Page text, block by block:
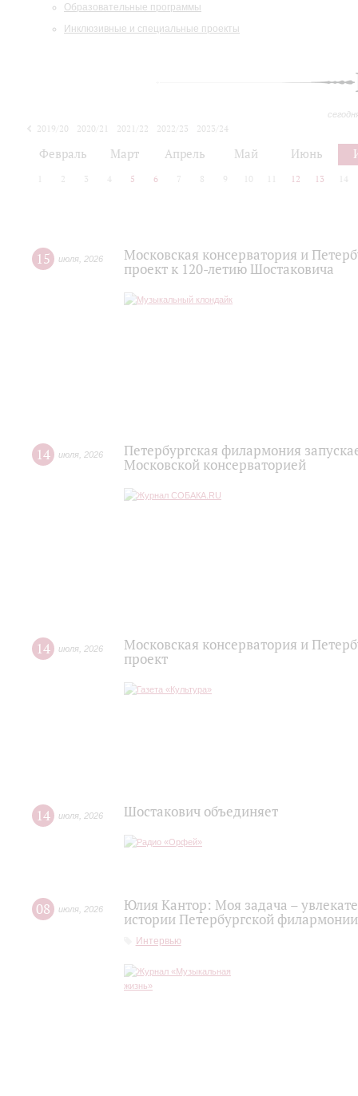
Образовательные программы
Инклюзивные и специальные проекты
2019/20 2020/21 2021/22 2022/23
2023/24
Февраль Март Апрель Май Июнь
2 3 4 5 6 7 8 9 10 12 13 14
15 июля 2026
Московская консерватория и
проект к 120-летию Шостаковича
14 июля 2026
Петербургская филармония
Московской консерваторией
14 июля 2026
Московская консерватория и
проект
14 июля 2026 Шостакович объединяет
08 июля 2026
Юлия Кантор: Моя задача –
истории Петербургской
Интервью